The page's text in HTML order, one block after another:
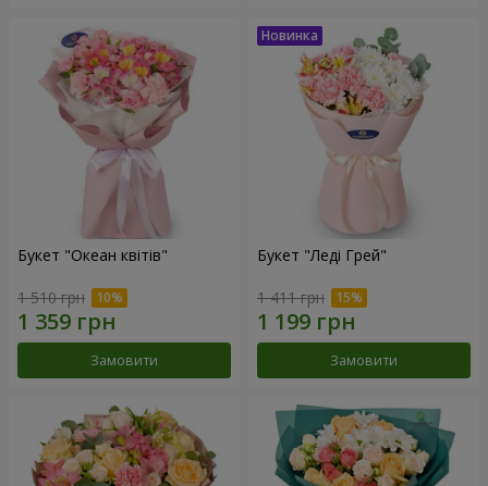
Букет "Океан квітів"
1 510 грн
Замовити
Букет "Леді Грей"
1 411 грн
Замовити